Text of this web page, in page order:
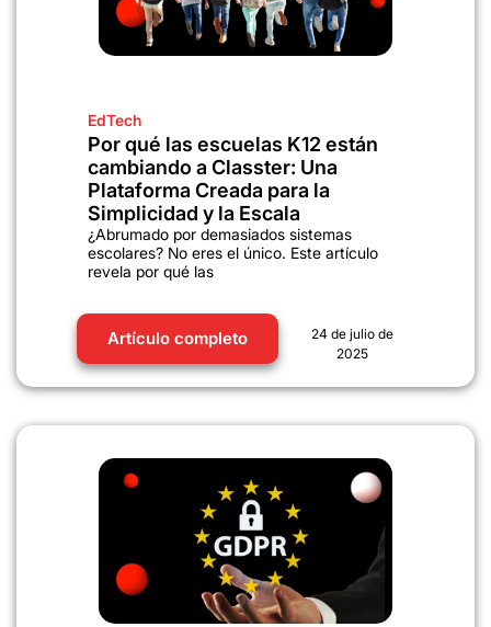
EdTech
Por qué las escuelas K12 están
cambiando a Classter: Una
Plataforma Creada para la
Simplicidad y la Escala
¿Abrumado por demasiados sistemas
escolares? No eres el único. Este artículo
revela por qué las
Artículo completo
24 de julio de
2025